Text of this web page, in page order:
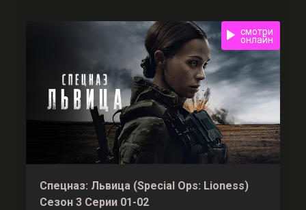
смотри
онлайн
Спецназ: Львица (Special Ops: Lioness)
Сезон 3 Серии 01-02